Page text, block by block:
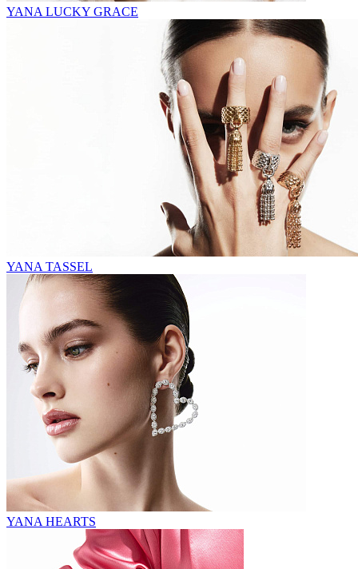
YANA LUCKY GRACE
YANA TASSEL
YANA HEARTS